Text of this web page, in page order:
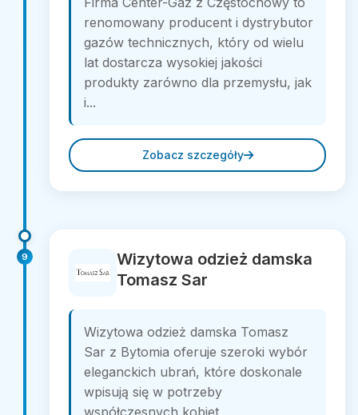
renomowany producent i dystrybutor
gazów technicznych, który od wielu
lat dostarcza wysokiej jakości
produkty zarówno dla przemysłu, jak
i...
Zobacz szczegóły
9
Wizytowa odzież damska
Tomasz Sar
Wizytowa odzież damska Tomasz
Sar z Bytomia oferuje szeroki wybór
eleganckich ubrań, które doskonale
wpisują się w potrzeby
współczesnych kobiet